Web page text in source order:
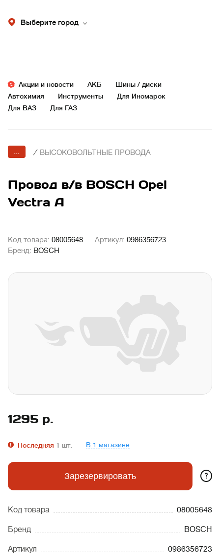
Выберите город
Акции и новости АКБ
Шины / диски
Автохимия
Инструменты
Для Иномарок
Для ВАЗ
Для ГАЗ
... / ВЫСОКОВОЛЬТНЫЕ ПРОВОДА
Провод в/в BOSCH Opel
Vectra A
Код товара: 08005648 Артикул: 0986356723
Бренд: BOSCH
1295 р.
Последняя 1 шт. В 1 магазине
Зарезервировать ?
Код товара 08005648
Бренд BOSCH
Артикул 0986356723